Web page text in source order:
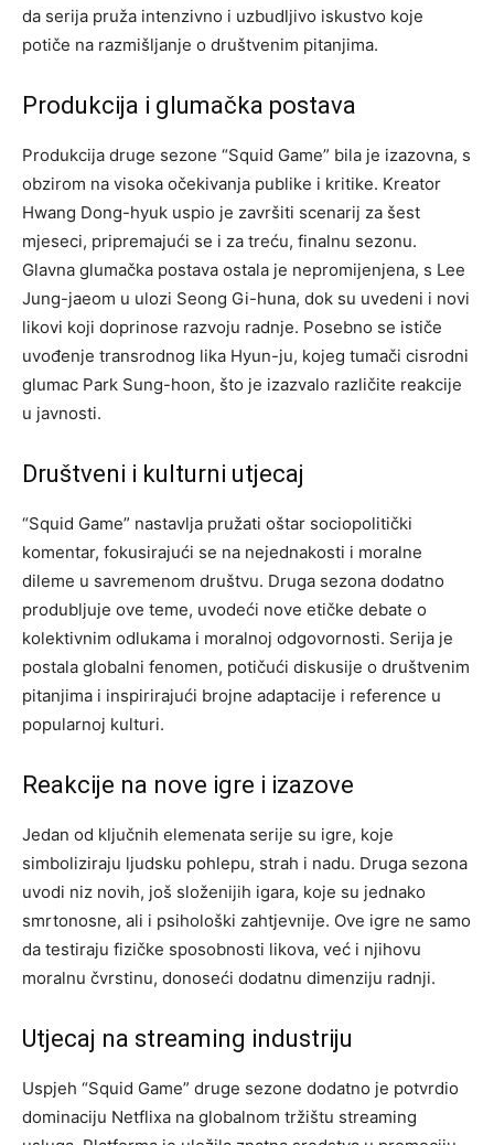
da serija pruža intenzivno i uzbudljivo iskustvo koje
potiče na razmišljanje o društvenim pitanjima.
Produkcija i glumačka postava
Produkcija druge sezone “Squid Game” bila je izazovna, s
obzirom na visoka očekivanja publike i kritike. Kreator
Hwang Dong-hyuk uspio je završiti scenarij za šest
mjeseci, pripremajući se i za treću, finalnu sezonu.
Glavna glumačka postava ostala je nepromijenjena, s Lee
Jung-jaeom u ulozi Seong Gi-huna, dok su uvedeni i novi
likovi koji doprinose razvoju radnje. Posebno se ističe
uvođenje transrodnog lika Hyun-ju, kojeg tumači cisrodni
glumac Park Sung-hoon, što je izazvalo različite reakcije
u javnosti.
Društveni i kulturni utjecaj
“Squid Game” nastavlja pružati oštar sociopolitički
komentar, fokusirajući se na nejednakosti i moralne
dileme u savremenom društvu. Druga sezona dodatno
produbljuje ove teme, uvodeći nove etičke debate o
kolektivnim odlukama i moralnoj odgovornosti. Serija je
postala globalni fenomen, potičući diskusije o društvenim
pitanjima i inspirirajući brojne adaptacije i reference u
popularnoj kulturi.
Reakcije na nove igre i izazove
Jedan od ključnih elemenata serije su igre, koje
simboliziraju ljudsku pohlepu, strah i nadu. Druga sezona
uvodi niz novih, još složenijih igara, koje su jednako
smrtonosne, ali i psihološki zahtjevnije. Ove igre ne samo
da testiraju fizičke sposobnosti likova, već i njihovu
moralnu čvrstinu, donoseći dodatnu dimenziju radnji.
Utjecaj na streaming industriju
Uspjeh “Squid Game” druge sezone dodatno je potvrdio
dominaciju Netflixa na globalnom tržištu streaming